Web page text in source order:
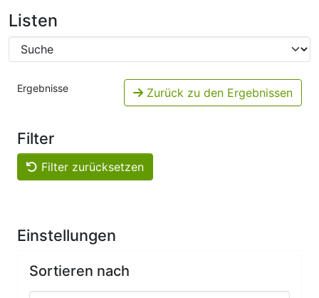
Listen
Ergebnisse Zurück zu den Ergebnissen
Filter
Filter zurücksetzen
Einstellungen
Sortieren nach